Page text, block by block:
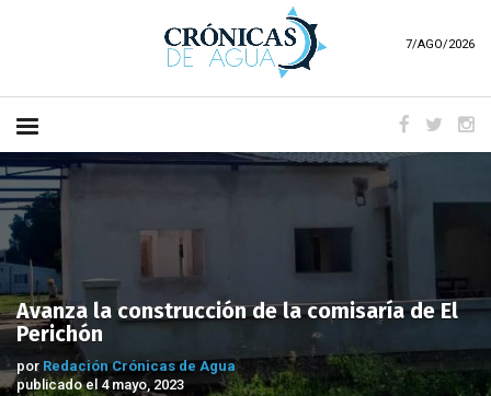
7/AGO/2026
Avanza la construcción de la comisaría de El
Perichón
por Redación Crónicas de Agua
publicado el 4 mayo, 2023